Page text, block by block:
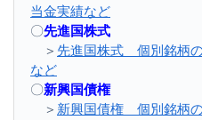
当金実績など
〇先進国株式
＞ 先進国株式 個別銘柄
など
〇新興国債権
＞ 新興国債権 個別銘柄